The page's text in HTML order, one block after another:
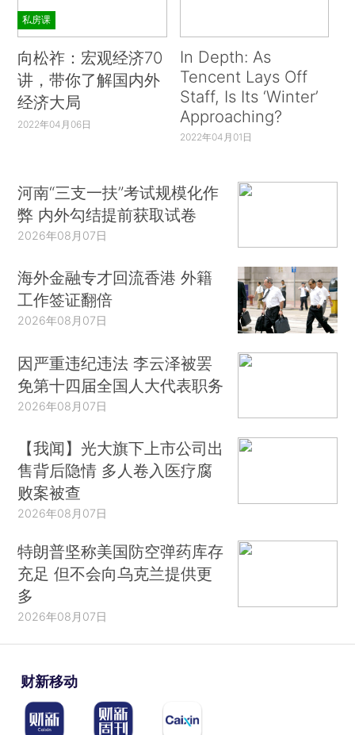
私房课
向松祚：宏观经济70
讲，带你了解国内外
经济大局
2022年04月06日
In Depth: As
Tencent Lays Off
Staff, Is Its ‘Winter’
Approaching?
2022年04月01日
河南“三支一扶”考试规模化作
弊 内外勾结提前获取试卷
2026年08月07日
海外金融专才回流香港 外籍
工作签证翻倍
2026年08月07日
因严重违纪违法 李云泽被罢
免第十四届全国人大代表职务
2026年08月07日
【我闻】光大旗下上市公司出
售背后隐情 多人卷入医疗腐
败案被查
2026年08月07日
特朗普坚称美国防空弹药库存
充足 但不会向乌克兰提供更
多
2026年08月07日
财新移动